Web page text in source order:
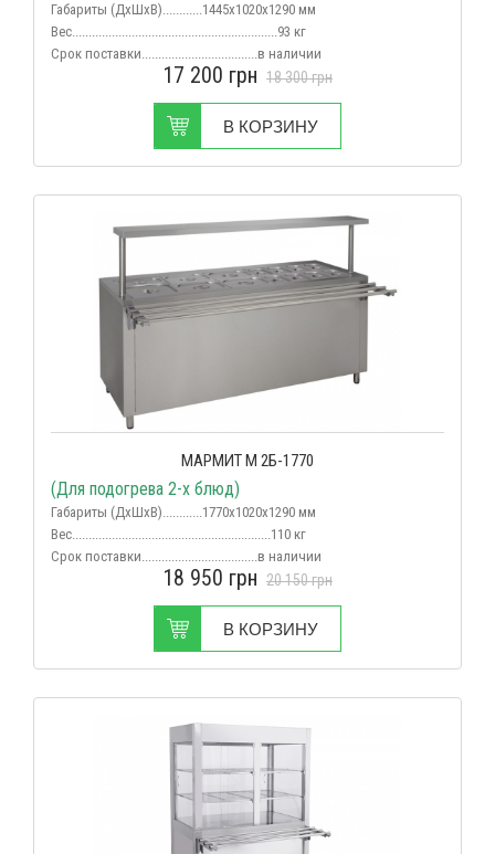
Габариты (ДхШхВ)............1445х1020х1290 мм
Вес..............................................................93 кг
Срок поставки...................................в наличии
17 200 грн 18 300грн
В КОРЗИНУ
МАРМИТ М 2Б-1770
(Для подогрева 2-х блюд)
Габариты (ДхШхВ)............1770х1020х1290 мм
Вес............................................................110 кг
Срок поставки...................................в наличии
18 950 грн 20 150грн
В КОРЗИНУ